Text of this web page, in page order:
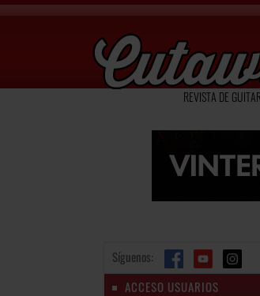
REVISTA DE
Síguenos:
ACCESO USUARIOS